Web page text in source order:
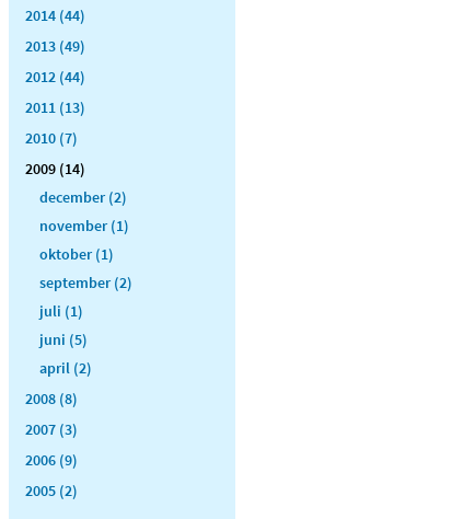
2014 (44)
2013 (49)
2012 (44)
2011 (13)
2010 (7)
2009 (14)
december (2)
november (1)
oktober (1)
september (2)
juli (1)
juni (5)
april (2)
2008 (8)
2007 (3)
2006 (9)
2005 (2)